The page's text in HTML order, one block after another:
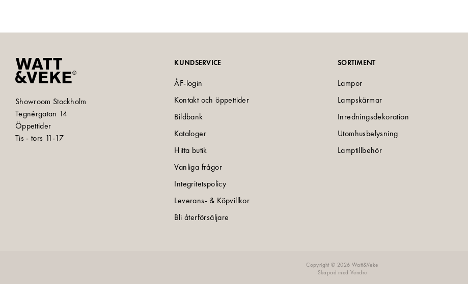
Showroom Stockholm
Tegnérgatan 14
Öppettider
Tis - tors 11-17
KUNDSERVICE
ÅF-login
Kontakt och öppettider
Bildbank
Kataloger
Hitta butik
Vanliga frågor
Integritetspolicy
Leverans- & Köpvillkor
Bli återförsäljare
SORTIMENT
Lampor
Lampskärmar
Inredningsdekoration
Utomhusbelysning
Lamptillbehör
Copyright © 2026 Watt&Veke
Skapad med Vendre